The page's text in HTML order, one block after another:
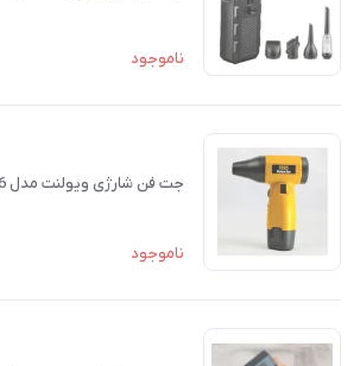
ناموجود
جت فن شارژی ویولنت مدل F026
ناموجود